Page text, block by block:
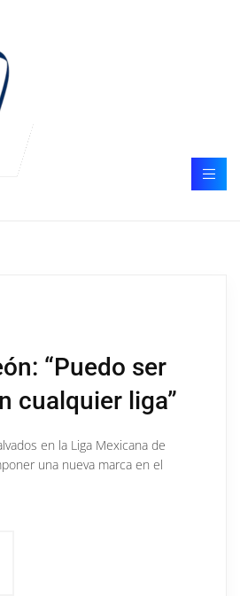
“Puedo ser
cualquier liga”
en la Liga Mexicana de
una nueva marca en el